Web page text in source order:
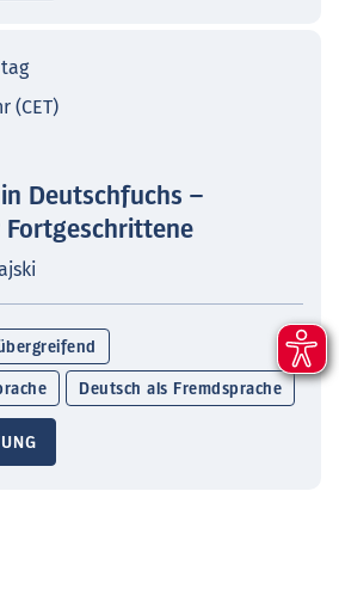
(CET)
Deutschfuchs –
Deutsch als Fremdsprache